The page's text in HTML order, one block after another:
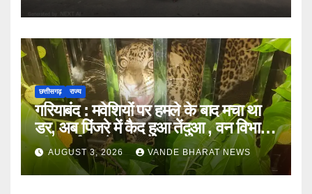
छत्तीसगढ़ राज्य
गरियाबंद : मवेशियों पर हमले के बाद मचा था
डर, अब पिंजरे में कैद हुआ तेंदुआ , वन विभाग
की सतर्कता से टला खतरा
AUGUST 3, 2026 VANDE BHARAT NEWS